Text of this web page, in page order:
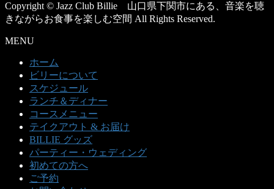
Copyright © Jazz Club Billie 山口県下関市にある、音楽を聴
きながらお食事を楽しむ空間 All Rights Reserved.
MENU
ホーム
ビリーについて
スケジュール
ランチ＆ディナー
コースメニュー
テイクアウト & お届け
BILLIE グッズ
パーティー・ウェディング
初めての方へ
ご予約